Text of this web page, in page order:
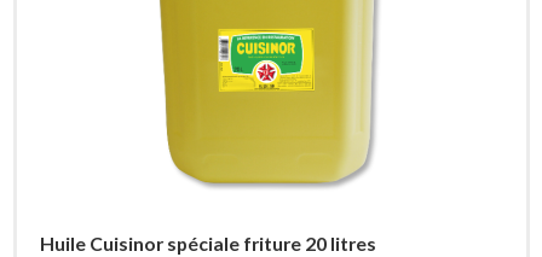
Huile Cuisinor spéciale friture 20 litres